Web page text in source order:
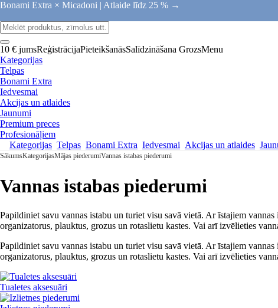
Bonami Extra × Micadoni | Atlaide līdz 25 % →
10 € jumsReģistrācijaPieteikšanāsSalīdzināšana GrozsMenu
Kategorijas
Telpas
Bonami Extra
Iedvesmai
Akcijas un atlaides
Jaunumi
Premium preces
Profesionāļiem
Kategorijas Telpas Bonami Extra Iedvesmai Akcijas un atlaides
SākumsKategorijasMājas piederumiVannas istabas piederumi
Vannas istabas piederumi
Papildiniet savu vannas istabu un turiet visu savā vietā. Ar īstajiem
organizatorus, plauktus, grozus un rotaslietu kastes. Vai arī izvēlieties
Papildiniet savu vannas istabu un turiet visu savā vietā. Ar īstajiem
organizatorus, plauktus, grozus un rotaslietu kastes. Vai arī izvēlieties
Tualetes aksesuāri